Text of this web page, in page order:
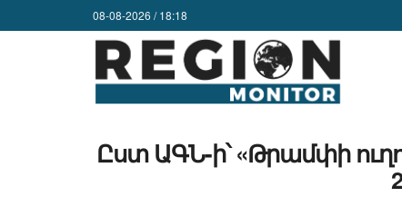
08-08-2026 / 18:18
Ըստ ԱԳՆ-ի՝ «Թրամփի